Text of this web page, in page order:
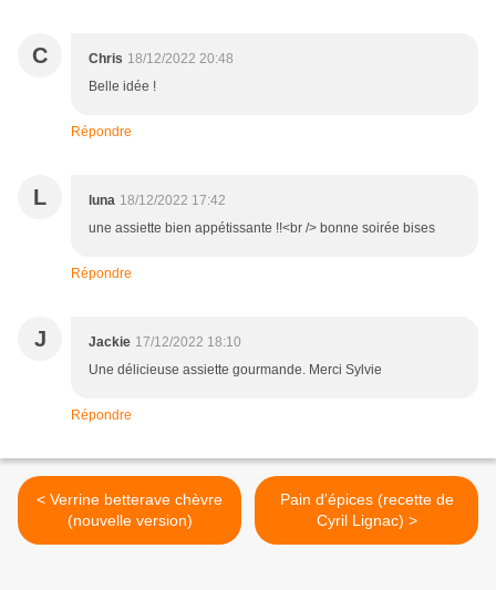
C Chris 18/12/2022 20:48
Belle idée !
Répondre
L luna 18/12/2022 17:42
une assiette bien appétissante !!<br /> bonne soirée bises
Répondre
J Jackie 17/12/2022 18:10
Une délicieuse assiette gourmande. Merci Sylvie
Répondre
< Verrine betterave chèvre
(nouvelle version)
Pain d'épices (recette de
Cyril Lignac) >